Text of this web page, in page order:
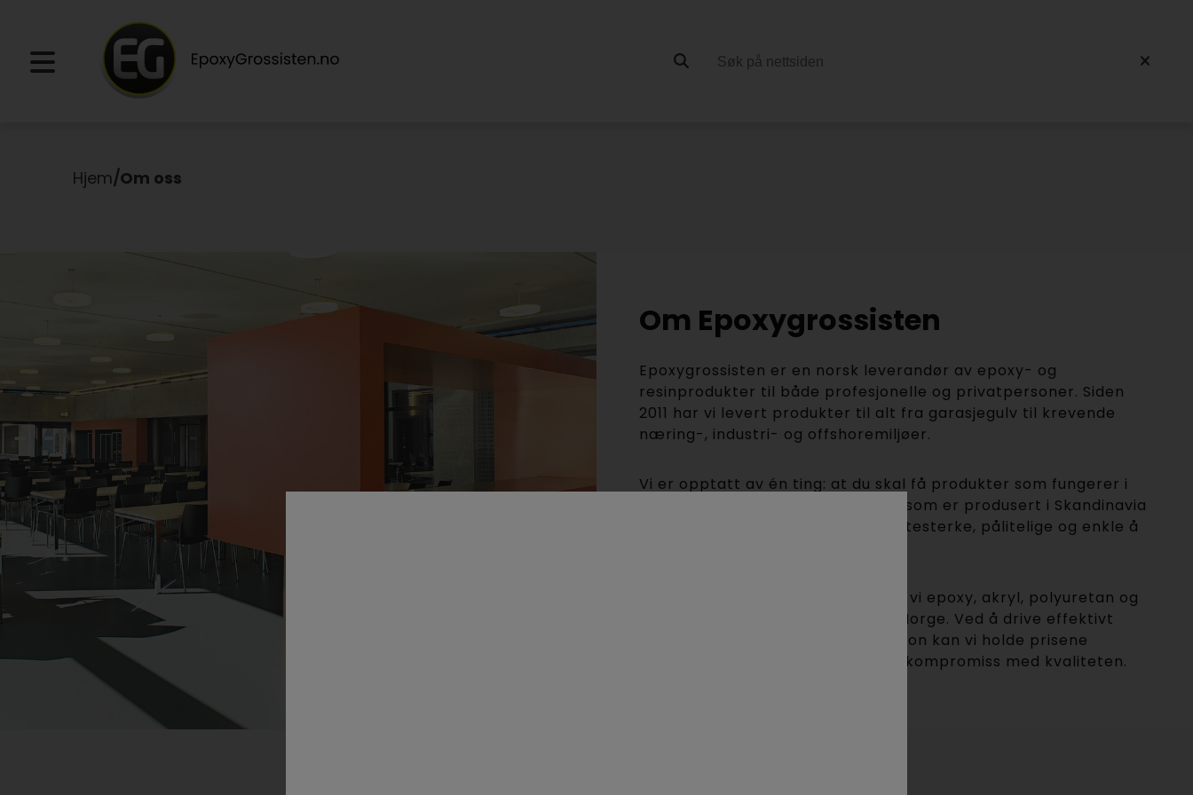
Hjem/Om oss
Om Epoxygrossisten
Epoxygrossisten er en norsk leverandør av epoxy- og
resinprodukter til både profesjonelle og privatpersoner. Siden
2011 har vi levert produkter til alt fra garasjegulv til krevende
næring-, industri- og offshoremiljøer.
Vi er opptatt av én ting: at du skal få produkter som fungerer i
praksis. Derfor tilbyr vi produkter som er produsert i Skandinavia
og utviklet for nordiske forhold: slitesterke, pålitelige og enkle å
Fra vårt lager i Sandefjord leverer vi epoxy, akryl, polyuretan og
polyaspartic til kunder over hele Norge. Ved å drive effektivt
uten en stor og kostbar organisasjon kan vi holde prisene
konkurransedyktige, uten å gå på kompromiss med kvaliteten.